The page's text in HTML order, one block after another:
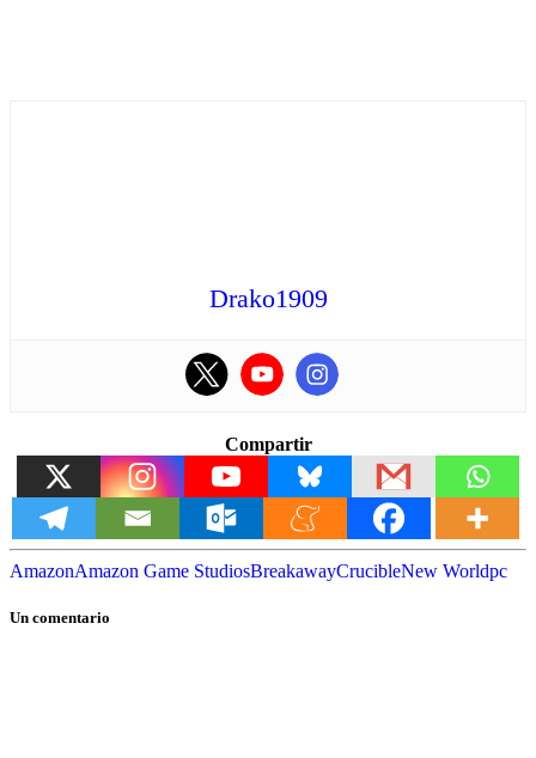
Drako1909
Compartir
AmazonAmazon Game StudiosBreakawayCrucibleNew Worldpc
Un comentario